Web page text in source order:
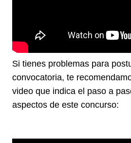
Si tienes problemas para
convocatoria, te
video que indica el paso a
aspectos de este concurso: